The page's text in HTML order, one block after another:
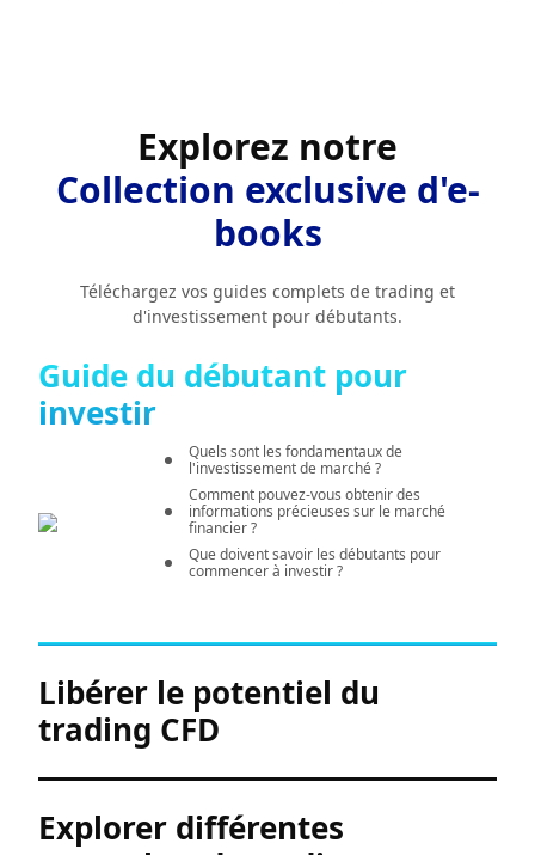
Explorez notre
Collection exclusive d'e-
books
Téléchargez vos guides complets de trading et
d'investissement pour débutants.
Guide du débutant pour
investir
Quels sont les fondamentaux de
l'investissement de marché ?
Comment pouvez-vous obtenir des
informations précieuses sur le marché
financier ?
Que doivent savoir les débutants pour
commencer à investir ?
Libérer le potentiel du
trading CFD
Que sont les CFD et comment fonctionnent-ils
Quelles sont les tendances clés et les
incertitudes du trading CFD ?
essentiels devriez-vous connaître avant de
Explorer différentes
Saviez-vous qu'il existe plusieurs styles de
trading ? Lequel vous convient le mieux ?